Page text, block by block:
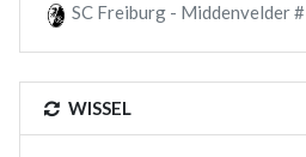
SC Freiburg - Middenvelder #
WISSEL